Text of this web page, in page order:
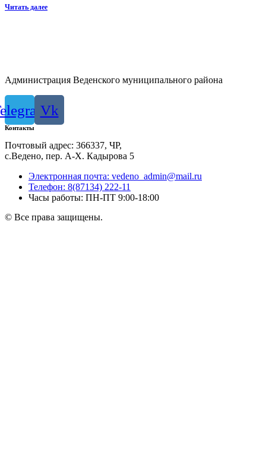
Читать далее
Администрация Веденского муниципального района
Vk
Контакты
Почтовый адрес: 366337, ЧР,
с.Ведено, пер. А-Х. Кадыровa 5
Электронная почта: vedeno_admin@mail.ru
Телефон: 8(87134) 222-11
Часы работы: ПН-ПТ 9:00-18:00
© Все права защищены.